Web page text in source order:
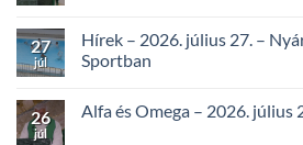
27
júl
Hírek – 2026. július 27. –
Sportban
26
júl
Alfa és Omega – 2026. július